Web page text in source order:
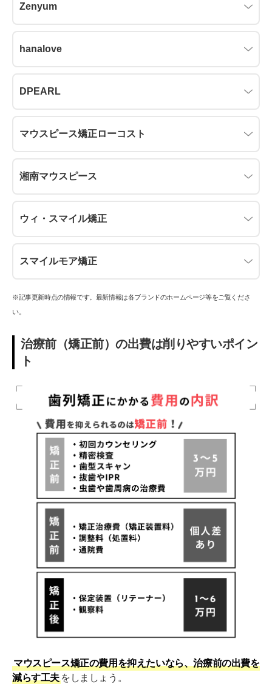
Zenyum
hanalove
DPEARL
マウスピース矯正ローコスト
湘南マウスピース
ウィ・スマイル矯正
スマイルモア矯正
※記事更新時点の情報です。最新情報は各ブランドのホームページ等をご覧くださ
い。
治療前（矯正前）の出費は削りやすいポイン
ト
マウスピース矯正の費用を抑えたいなら、治療前の出費を
減らす工夫 をしましょう。